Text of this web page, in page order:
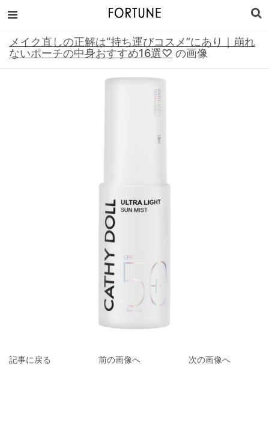
メイク直しの正解は“持ち運びコスメ”にあり｜崩れ
ないポーチの中身おすすめ16選♡ の画像
記事に戻る 前の画像へ 次の画像へ